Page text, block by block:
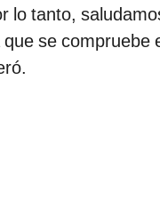
lo tanto,
se compruebe